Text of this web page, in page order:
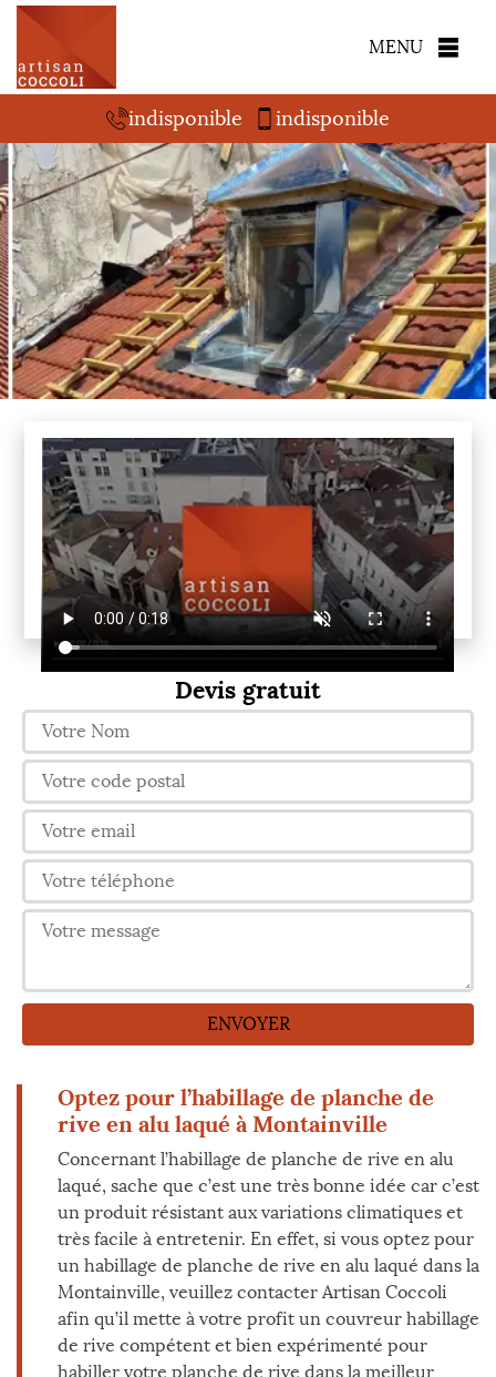
MENU
indisponible indisponible
Devis gratuit
Optez pour l’habillage de planche de
rive en alu laqué à Montainville
Concernant l’habillage de planche de rive en alu
laqué, sache que c’est une très bonne idée car c’est
un produit résistant aux variations climatiques et
très facile à entretenir. En effet, si vous optez pour
un habillage de planche de rive en alu laqué dans la
Montainville, veuillez contacter Artisan Coccoli
afin qu’il mette à votre profit un couvreur habillage
de rive compétent et bien expérimenté pour
habiller votre planche de rive dans la meilleur